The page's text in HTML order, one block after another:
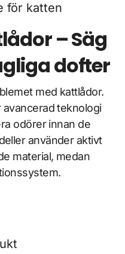
för katten
– Säg
dofter
med kattlådor.
teknologi
odörer innan de
använder aktivt
material, medan